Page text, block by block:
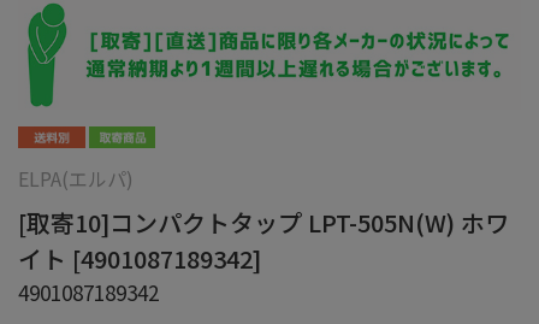
ELPA(エルパ)
[取寄10]コンパクトタップ LPT-505N(W) ホワ
イト [4901087189342]
4901087189342